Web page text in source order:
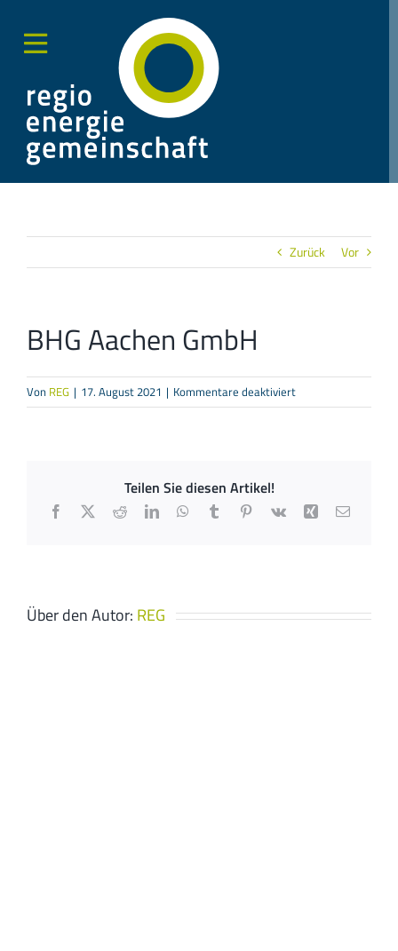
Inhalt
springen
Zurück Vor
BHG Aachen GmbH
Von REG | 17. August 2021 | Kommentare deaktiviertfür
BHG
Teilen Sie diesen Artikel!
Facebook
X RedditLinkedInWhatsApp
TumblrPinterest
Vk Xing E-
Über den Autor: REG
Sliding